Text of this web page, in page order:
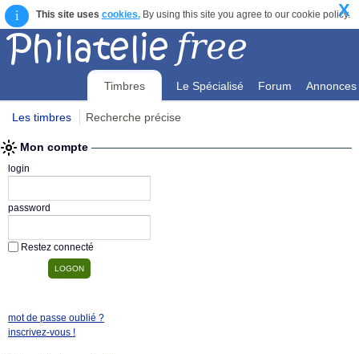
i This site uses cookies.By using this site you agree to our cookie policy.
X
Timbres Le Spécialisé Forum Annonces
Les timbres Recherche précise
Mon compte
login
password
Restez connecté
mot de passe oublié ?
inscrivez-vous !